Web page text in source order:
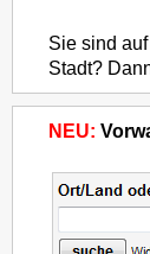
Sie sind
Stadt?
NEU: